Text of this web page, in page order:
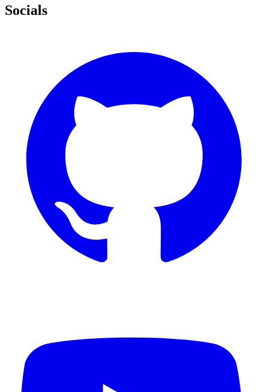
Socials